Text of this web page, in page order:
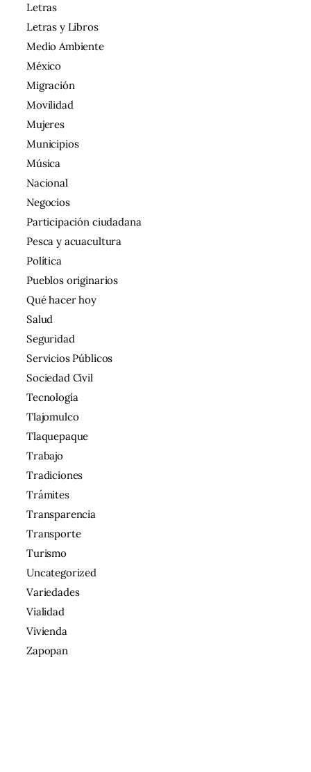
Letras
Letras y Libros
Medio Ambiente
México
Migración
Movilidad
Mujeres
Municipios
Música
Nacional
Negocios
Participación ciudadana
Pesca y acuacultura
Política
Pueblos originarios
Qué hacer hoy
Salud
Seguridad
Servicios Públicos
Sociedad Civil
Tecnología
Tlajomulco
Tlaquepaque
Trabajo
Tradiciones
Trámites
Transparencia
Transporte
Turismo
Uncategorized
Variedades
Vialidad
Vivienda
Zapopan